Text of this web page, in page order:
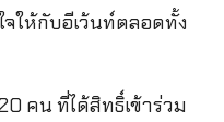
ให้กับอีเว้นท์ตลอดทั้ง
คน ที่ได้สิทธิ์เข้าร่วม